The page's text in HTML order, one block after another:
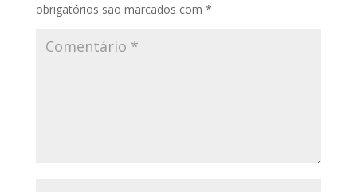
obrigatórios são marcados com *